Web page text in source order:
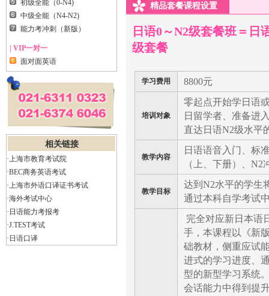
初级全能（0-N4)
中级全能（N4-N2)
能力考冲刺（新版）
| VIP一对一
面对面英语
相关链接
·上海市教育考试院
·BEC商务英语考试
·上海市外语口译证书考试
·海外考试中心
·日语能力考报考
·J.TEST考试
·日语口译
精品套餐课程设置
日语0～N2级套餐班＝日
级套餐
学习费用 8800元
培训对象
零起点开始学日语
日留学者、准备进
直达日语N2级水平
教学内容
日语语音入门、标
（上、下册）、
教学目标
达到N2水平的学生
通过本科自学考试
完全对应新日本语
手，本课程以《新
础教材，侧重应试
进式的学习进度、
型的新型学习系统
会话能力中得到提